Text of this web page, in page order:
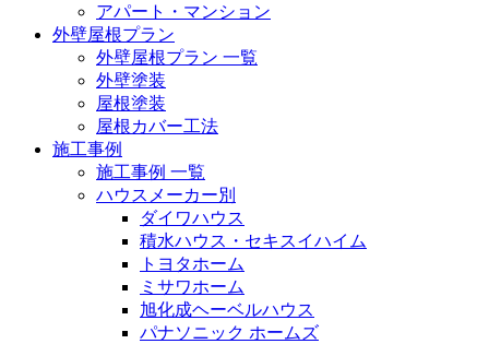
アパート・マンション
外壁屋根プラン
外壁屋根プラン 一覧
外壁塗装
屋根塗装
屋根カバー工法
施工事例
施工事例 一覧
ハウスメーカー別
ダイワハウス
積水ハウス・セキスイハイム
トヨタホーム
ミサワホーム
旭化成ヘーベルハウス
パナソニック ホームズ